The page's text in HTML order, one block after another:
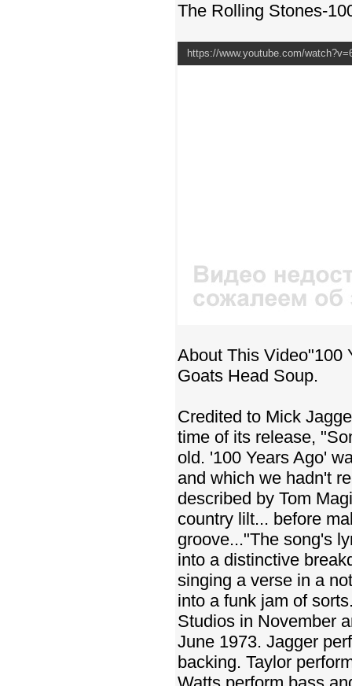
The Rolling Stones-
https://www.youtube.com/
About This Video"100
Goats Head Soup.
Credited to Mick
time of its release,
old. '100 Years Ago'
and which we hadn't
described by Tom
country lilt... before
groove..."The song's
into a distinctive
singing a verse in a
into a funk jam of
Studios in November
June 1973. Jagger
backing. Taylor